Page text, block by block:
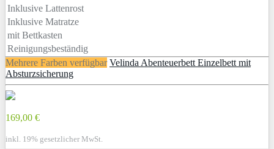
Inklusive Lattenrost
Inklusive Matratze
mit Bettkasten
Reinigungsbeständig
Mehrere Farben verfügbar Velinda Abenteuerbett Einzelbett mit
Absturzsicherung
169,00 €
inkl. 19% gesetzlicher MwSt.